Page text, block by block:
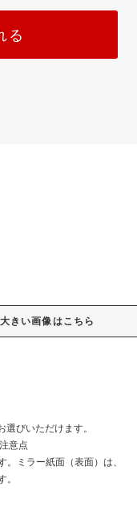
る
大きい画像はこちら
びいただけます。
意点
ミラー紙面（表面）は、
。